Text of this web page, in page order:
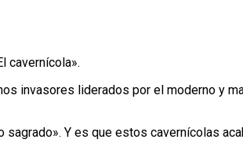
cavernícola».
invasores liderados por el moderno y
Y es que estos cavernícolas